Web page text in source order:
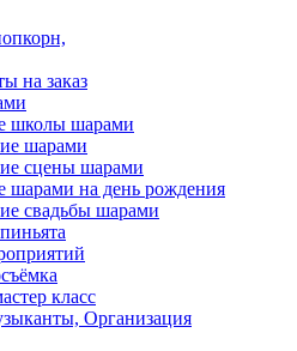
на заказ
школы шарами
шарами
сцены шарами
шарами на день рождения
свадьбы шарами
класс
Организация